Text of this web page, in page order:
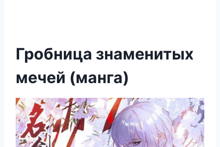
Гробница знаменитых
мечей (манга)